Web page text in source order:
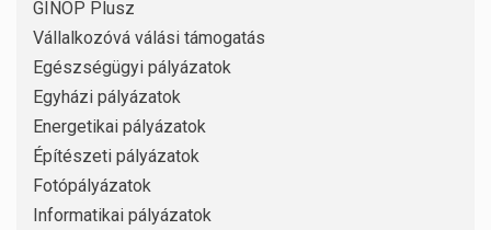
GINOP Plusz
Vállalkozóvá válási támogatás
Egészségügyi pályázatok
Egyházi pályázatok
Energetikai pályázatok
Építészeti pályázatok
Fotópályázatok
Informatikai pályázatok